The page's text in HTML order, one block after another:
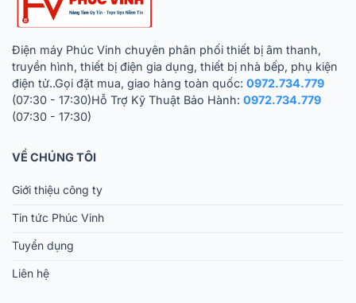
Điện máy Phúc Vinh chuyên phân phối thiết bị âm thanh,
truyền hình, thiết bị điện gia dụng, thiết bị nhà bếp, phụ kiện
điện tử..Gọi đặt mua, giao hàng toàn quốc: 0972.734.779
(07:30 - 17:30)Hỗ Trợ Kỹ Thuật Bảo Hành: 0972.734.779
(07:30 - 17:30)
VỀ CHÚNG TÔI
Giới thiệu công ty
Tin tức Phúc Vinh
Tuyển dụng
Liên hệ